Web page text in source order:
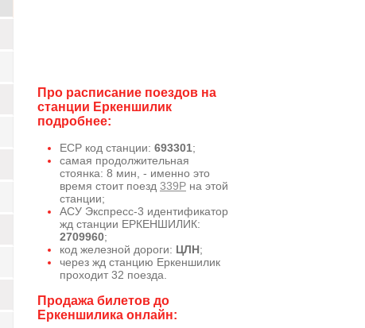
Про расписание поездов на
станции Еркеншилик
подробнее:
ЕСР код станции: 693301;
самая продолжительная
стоянка: 8 мин, - именно это
время стоит поезд 339Р на этой
станции;
АСУ Экспресс-3 идентификатор
жд станции ЕРКЕНШИЛИК:
2709960;
код железной дороги: ЦЛН;
через жд станцию Еркеншилик
проходит 32 поезда.
Продажа билетов до
Еркеншилика онлайн: